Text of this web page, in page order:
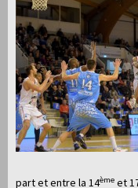
part et entre la 14ème et